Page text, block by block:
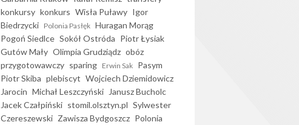
konkursy konkurs Wisła Puławy Igor
Biedrzycki Polonia Pasłęk Huragan Morąg
Pogoń Siedlce Sokół Ostróda Piotr Łysiak
Gutów Mały Olimpia Grudziądz obóz
przygotowawczy sparing Erwin Sak Pasym
Piotr Skiba plebiscyt Wojciech Dziemidowicz
Jarocin Michał Leszczyński
Janusz Bucholc
Jacek Czałpiński stomil.olsztyn.pl Sylwester
Czereszewski Zawisza Bydgoszcz Polonia